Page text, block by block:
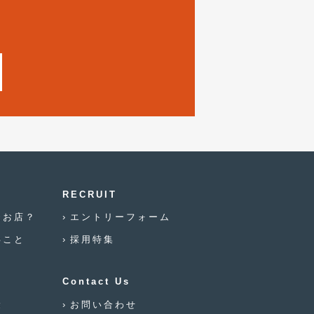
2021年3月(1)
2020年11月(2)
2020年8月(4)
2020年7月 (3)
店？
と
RECRUIT
エントリーフォーム
採用特集
Contact Us
お問い合わせ